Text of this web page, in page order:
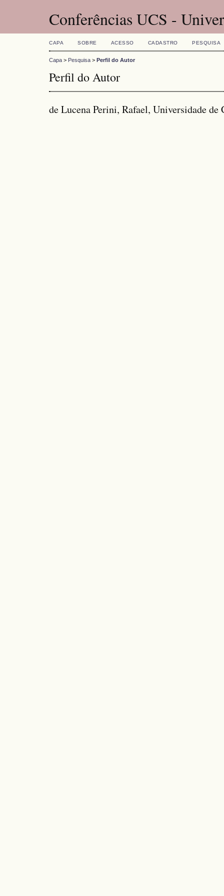
Conferências UCS -
CAPA SOBRE ACESSO CADASTRO PESQUISA
Capa > Pesquisa > Perfil do Autor
Perfil do Autor
de Lucena Perini, Rafael, Universidade de